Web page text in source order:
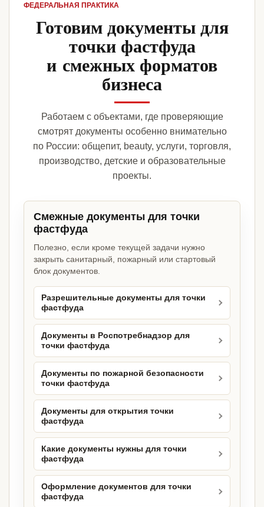
ФЕДЕРАЛЬНАЯ ПРАКТИКА
Готовим документы для
точки фастфуда
и смежных форматов
бизнеса
Работаем с объектами, где проверяющие
смотрят документы особенно внимательно
по России: общепит, beauty, услуги, торговля,
производство, детские и образовательные
проекты.
Смежные документы для точки
фастфуда
Полезно, если кроме текущей задачи нужно
закрыть санитарный, пожарный или стартовый
блок документов.
Разрешительные документы для точки
фастфуда
Документы в Роспотребнадзор для
точки фастфуда
Документы по пожарной безопасности
точки фастфуда
Документы для открытия точки
фастфуда
Какие документы нужны для точки
фастфуда
Оформление документов для точки
фастфуда